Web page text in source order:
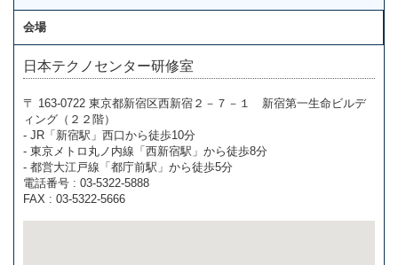
会場
日本テクノセンター研修室
〒 163-0722 東京都新宿区西新宿２－７－１ 新宿第一生命ビルデ
ィング（２２階）
- JR「新宿駅」西口から徒歩10分
- 東京メトロ丸ノ内線「西新宿駅」から徒歩8分
- 都営大江戸線「都庁前駅」から徒歩5分
電話番号 : 03-5322-5888
FAX : 03-5322-5666